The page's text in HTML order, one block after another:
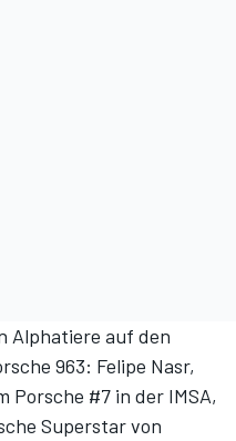
Alphatiere auf den
963: Felipe Nasr,
#7 in der IMSA,
Superstar von